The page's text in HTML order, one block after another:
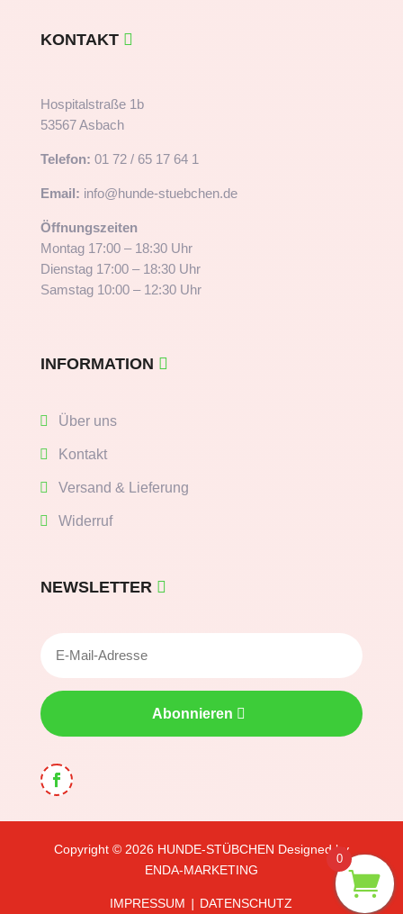
KONTAKT
Hospitalstraße 1b
53567 Asbach
Telefon: 01 72 / 65 17 64 1
Email: info@hunde-stuebchen.de
Öffnungszeiten
Montag 17:00 – 18:30 Uhr
Dienstag 17:00 – 18:30 Uhr
Samstag 10:00 – 12:30 Uhr
INFORMATION
Über uns
Kontakt
Versand & Lieferung
Widerruf
NEWSLETTER
Abonnieren
Copyright © 2026 HUNDE-STÜBCHEN Designed by
ENDA-MARKETING
IMPRESSUM DATENSCHUTZ
0